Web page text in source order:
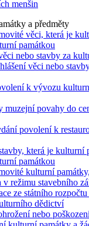
menšin
a předměty
věci, která je
památkou
nebo stavby za
věci nebo
k vývozu
muzejní povahy do
povolení k
která je kulturní
památkou
kulturní
v režimu stavebního
ze státního
dědictví
nebo